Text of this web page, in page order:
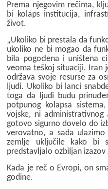
Prema njegovim rečima,
bi kolaps institucija,
život.
„Ukoliko bi prestala da
ukoliko ne bi mogao da
bila pogođena i uništena
veoma teškoj situaciji. Iran
održava svoje resurse za
ljudi. Ukoliko bi lanci
toga da ljudi budu
potpunog kolapsa
vojske, ni
gotovo sigurno dovelo do
verovatno, a sada
zemlje uključile kako bi
predstavljalo ozbiljan
Kada je reč o Evropi, on
godine.